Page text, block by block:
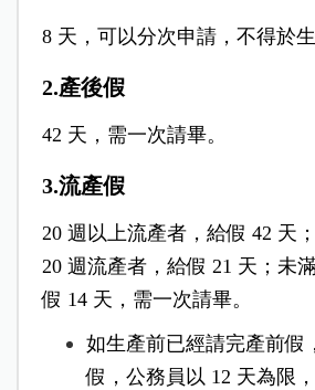
8 天，可以分次申請，不得於生
2.產後假
42 天，需一次請畢。
3.流產假
20 週以上流產者，給假 42 天
20 週流產者，給假 21 天；未
假 14 天，需一次請畢。
如生產前已經請完產前假
假，公務員以 12 天為限